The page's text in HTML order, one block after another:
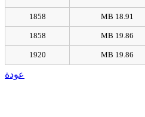
18.91 MB
1858
19.86 MB
1858
19.86 MB
1920
عودة